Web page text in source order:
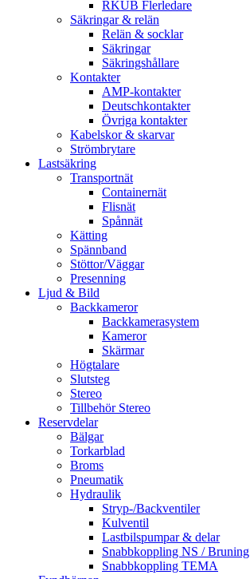
RKUB Flerledare
Säkringar & relän
Relän & socklar
Säkringar
Säkringshållare
Kontakter
AMP-kontakter
Deutschkontakter
Övriga kontakter
Kabelskor & skarvar
Strömbrytare
Lastsäkring
Transportnät
Containernät
Flisnät
Spånnät
Kätting
Spännband
Stöttor/Väggar
Presenning
Ljud & Bild
Backkameror
Backkamerasystem
Kameror
Skärmar
Högtalare
Slutsteg
Stereo
Tillbehör Stereo
Reservdelar
Bälgar
Torkarblad
Broms
Pneumatik
Hydraulik
Stryp-/Backventiler
Kulventil
Lastbilspumpar & delar
Snabbkoppling NS / Bruning
Snabbkoppling TEMA